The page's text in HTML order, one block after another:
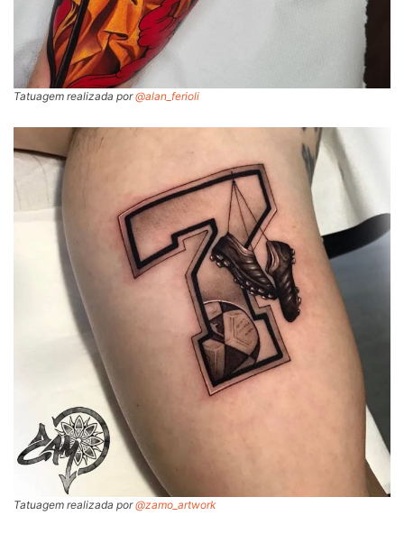
Tatuagem realizada por@alan_ferioli
Tatuagem realizada por@zamo_artwork